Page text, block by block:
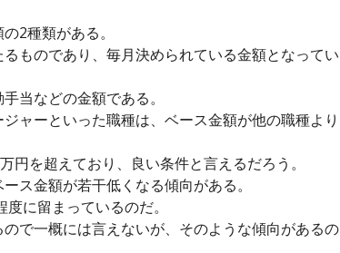
2種類がある。
ものであり、毎月決められている金額となってい
当などの金額である。
ャーといった職種は、ベース金額が他の職種より
円を超えており、良い条件と言えるだろう。
ス金額が若干低くなる傾向がある。
に留まっているのだ。
で一概には言えないが、そのような傾向があるの